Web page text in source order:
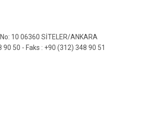
10 06360 SİTELER/ANKARA
90 50 - Faks : +90 (312) 348 90 51